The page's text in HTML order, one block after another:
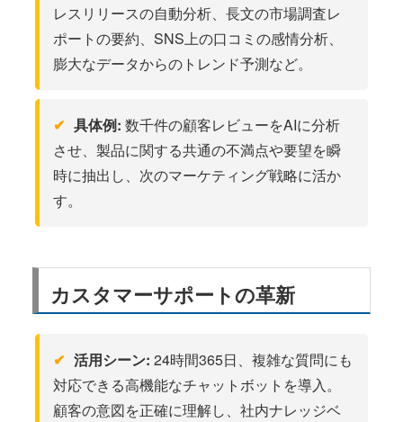
レスリリースの自動分析、長文の市場調査レ
ポートの要約、SNS上の口コミの感情分析、
膨大なデータからのトレンド予測など。
具体例: 数千件の顧客レビューをAIに分析
させ、製品に関する共通の不満点や要望を瞬
時に抽出し、次のマーケティング戦略に活か
す。
カスタマーサポートの革新
活用シーン: 24時間365日、複雑な質問にも
対応できる高機能なチャットボットを導入。
顧客の意図を正確に理解し、社内ナレッジベ